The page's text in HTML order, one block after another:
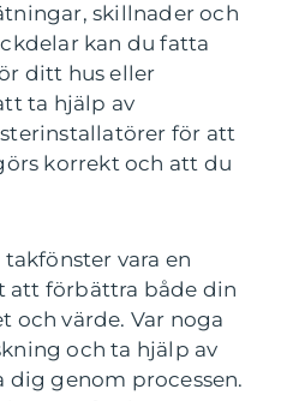
skillnader och
kan du fatta
ditt hus eller
ta hjälp av
för att
korrekt och att du
vara en
att förbättra både din
och värde. Var noga
och ta hjälp av
genom processen.